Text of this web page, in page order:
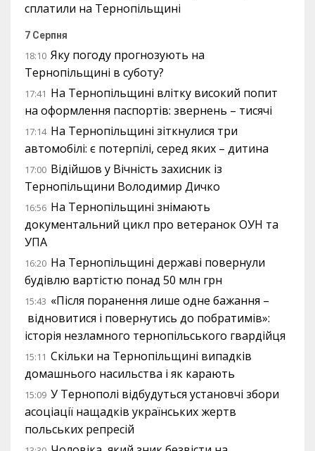
сплатили на Тернопільщині
7 Серпня
18:10 Яку погоду прогнозують на
Тернопільщині в суботу?
17:41 На Тернопільщині влітку високий попит
на оформлення паспортів: звернень – тисячі
17:14 На Тернопільщині зіткнулися три
автомобілі: є потерпілі, серед яких – дитина
17:00 Відійшов у Вічність захисник із
Тернопільщини Володимир Дичко
16:56 На Тернопільщині знімають
документальний цикл про ветеранок ОУН та
УПА
16:20 На Тернопільщині державі повернули
будівлю вартістю понад 50 млн грн
15:43 «Після поранення лише одне бажання –
відновитися і повернутись до побратимів»:
історія незламного тернопільського гвардійця
15:11 Скільки на Тернопільщині випадків
домашнього насильства і як карають
15:09 У Тернополі відбудуться установчі збори
асоціації нащадків українських жертв
польських репресій